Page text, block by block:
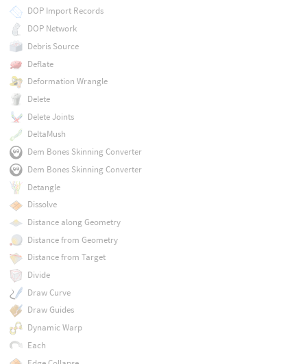
DOP Import Records
DOP Network
Debris Source
Deflate
Deformation Wrangle
Delete
Delete Joints
DeltaMush
Dem Bones Skinning Converter
Dem Bones Skinning Converter
Detangle
Dissolve
Distance along Geometry
Distance from Geometry
Distance from Target
Divide
Draw Curve
Draw Guides
Dynamic Warp
Each